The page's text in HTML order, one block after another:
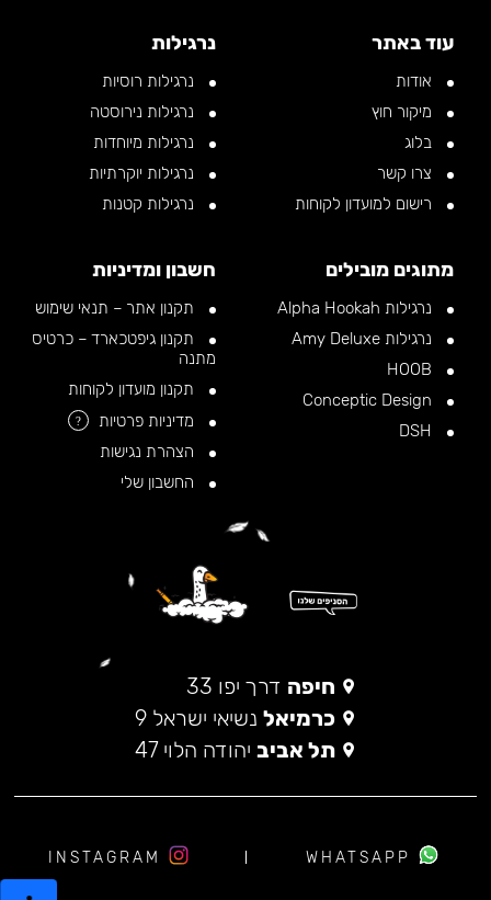
עוד באתר
אודות
מיקור חוץ
בלוג
צרו קשר
רישום למועדון לקוחות
נרגילות
נרגילות רוסיות
נרגילות נירוסטה
נרגילות מיוחדות
נרגילות יוקרתיות
נרגילות קטנות
מתוגים מובילים
נרגילות Alpha Hookah
נרגילות Amy Deluxe
חשבון ומדיניות
תקנון אתר – תנאי שימוש
תקנון גיפטכארד – כרטיס
מתנה
תקנון מועדון לקוחות
מדיניות פרטיות
?
הצהרת נגישות
החשבון שלי
חיפה דרך יפו 33
כרמיאל נשיאי ישראל 9
תל אביב יהודה הלוי 47
WHATSAPP
INSTAGRAM